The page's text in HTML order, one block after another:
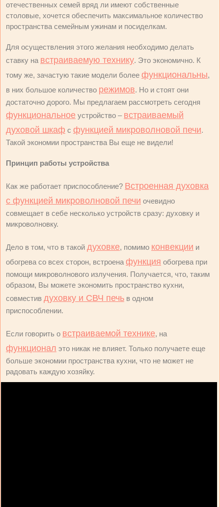
отечественных семей вряд ли имеют собственные
столовые, хочется обеспечить максимальное количество
пространства семейным ужинам и посиделкам.
Для осуществления этого желания необходимо делать
ставку на встраиваемую технику. Это экономично. К
тому же, зачастую такие модели более функциональны,
в них большое количество режимов. Но и стоят они
достаточно дорого. Мы предлагаем рассмотреть сегодня
функциональное устройство – встраиваемый
духовой шкаф с функцией микроволновой печи.
Такой экономии пространства Вы еще не видели!
Принцип работы устройства
Как же работает приспособление? Встроенная духовка
с функцией микроволновой печи очевидно
совмещает в себе несколько устройств сразу: духовку и
микроволновку.
Дело в том, что в такой духовке, помимо конвекции и
обогрева со всех сторон, встроена функция обогрева при
помощи микроволнового излучения. Получается, что, таким
образом, Вы можете экономить пространство кухни,
совместив духовку и СВЧ печь в одном
приспособлении.
Если говорить о встраиваемой технике, на
функционал это никак не влияет. Только получаете еще
больше экономии пространства кухни, что не может не
радовать каждую хозяйку.